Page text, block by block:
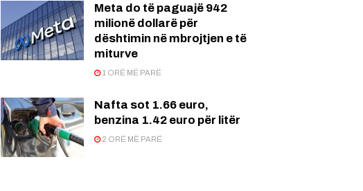
Meta do të paguajë 942
milionë dollarë për
dështimin në mbrojtjen e të
miturve
1 ORË MË PARË
Nafta sot 1.66 euro,
benzina 1.42 euro për litër
2 ORË MË PARË